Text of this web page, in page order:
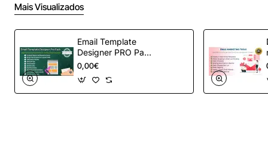
Mais Visualizados
Email Template
Designer PRO Pack
– Automação de e-
mail definitiva para
OpenCart
0,00€